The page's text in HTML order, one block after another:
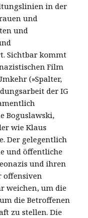
in der
und
und
Sichtbar kommt
Film
(»Spalter,
der IG
Boguslawski,
wie Klaus
Der gelegentlich
und öffentliche
und ihren
offensiven
weichen, um die
die Betroffenen
zu stellen. Die